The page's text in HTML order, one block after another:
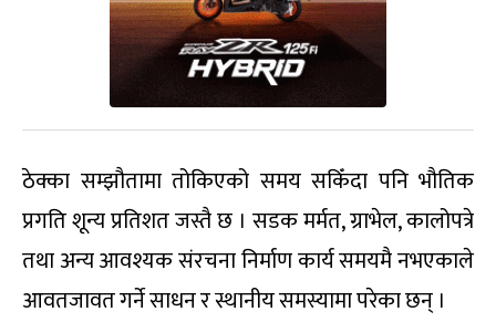
ठेक्का सम्झौतामा तोकिएको समय सकिँदा पनि भौतिक
प्रगति शून्य प्रतिशत जस्तै छ । सडक मर्मत, ग्राभेल, कालोपत्रे
तथा अन्य आवश्यक संरचना निर्माण कार्य समयमै नभएकाले
आवतजावत गर्ने साधन र स्थानीय समस्यामा परेका छन् ।